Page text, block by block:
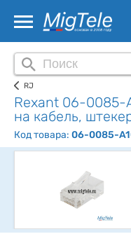
RJ
Rexant 06-0085-
на кабель,
Код товара: 06-0085-